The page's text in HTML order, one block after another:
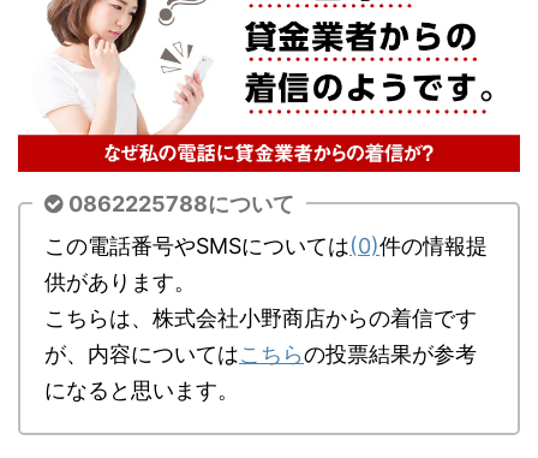
0862225788について
この電話番号やSMSについては(0)件の情報提
供があります。
こちらは、株式会社小野商店からの着信です
が、内容についてはこちらの投票結果が参考
になると思います。